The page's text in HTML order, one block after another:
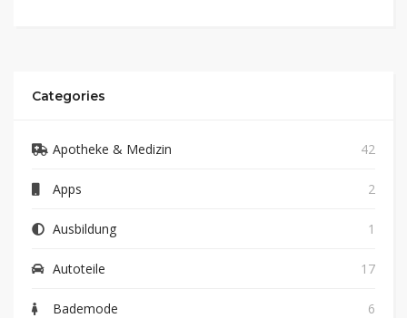
Categories
Apotheke & Medizin 42
Apps 2
Ausbildung 1
Autoteile 17
Bademode 6